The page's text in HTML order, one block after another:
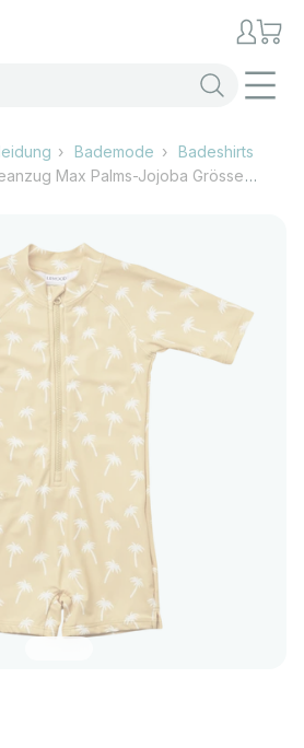
Menü
Bademode
Badeshirts
Max Palms-Jojoba Grösse